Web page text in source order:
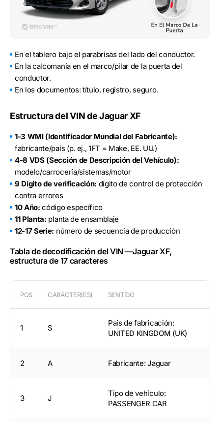
En el tablero bajo el parabrisas del lado del conductor.
En la calcomanía en el marco/pilar de la puerta del
conductor.
En los documentos: título, registro, seguro.
Estructura del VIN de Jaguar XF
1-3 WMI (Identificador Mundial del Fabricante):
fabricante/país (p. ej., 1FT = Make, EE. UU.)
4-8 VDS (Sección de Descripción del Vehículo):
modelo/carrocería/sistemas/motor
9 Dígito de verificación: dígito de control de protección
contra errores
10 Año: código específico
11 Planta: planta de ensamblaje
12-17 Serie: número de secuencia de producción
Tabla de decodificación del VIN —Jaguar XF,
estructura de 17 caracteres
POS CARÁCTER(ES) SENTIDO
1 S
País de fabricación:
UNITED KINGDOM (UK)
2 A Fabricante: Jaguar
3 J
Tipo de vehículo:
PASSENGER CAR